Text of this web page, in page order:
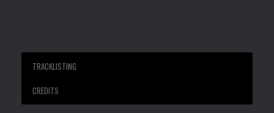
TRACKLISTING
CREDITS